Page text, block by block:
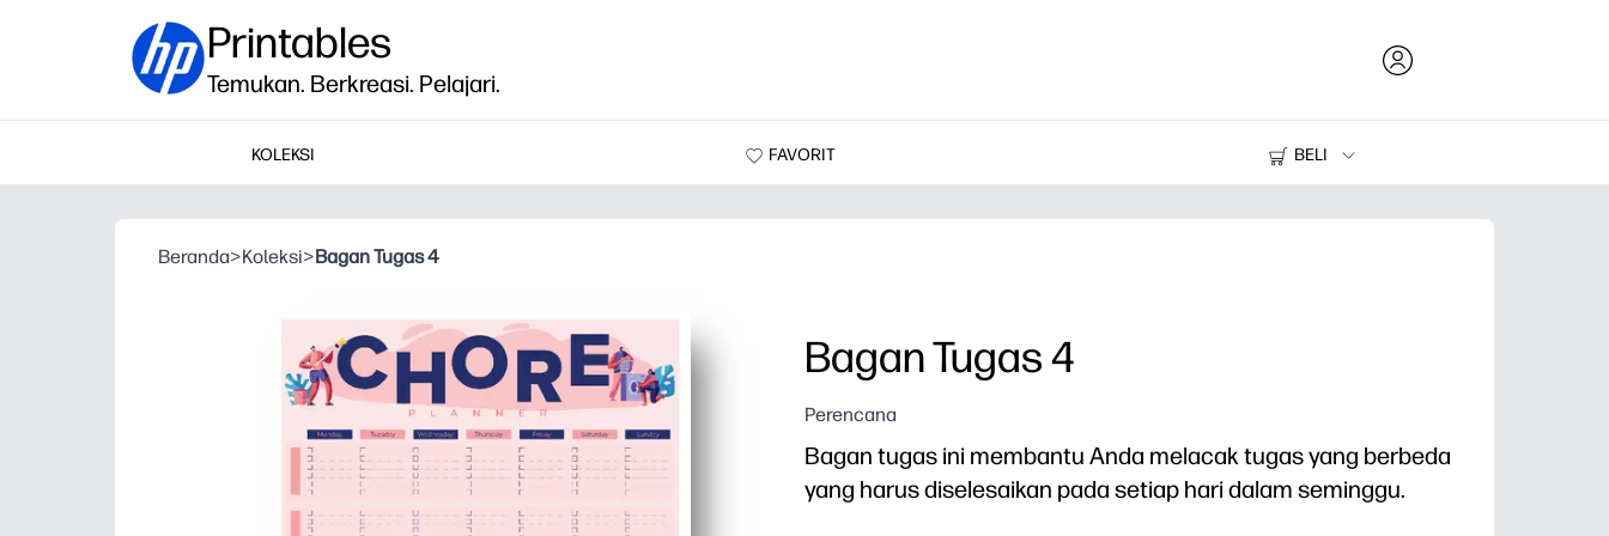
Printables
Temukan. Berkreasi. Pelajari.
KOLEKSI FAVORIT
BELI
Printer
Beranda>Koleksi>Bagan Tugas 4
Bagan Tugas 4
Perencana
Bagan tugas ini membantu Anda melacak tugas yang berbeda
yang harus diselesaikan pada setiap hari dalam seminggu.